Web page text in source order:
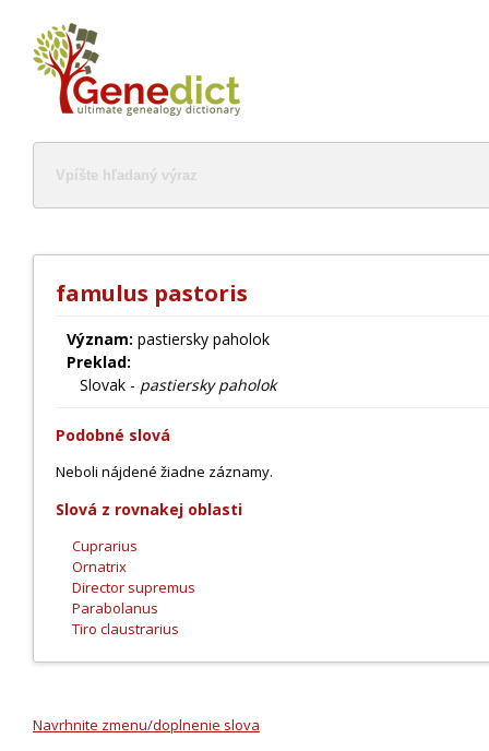
famulus pastoris
Význam: pastiersky paholok
Preklad:
Slovak - pastiersky paholok
Podobné slová
Neboli nájdené žiadne záznamy.
Slová z rovnakej oblasti
Cuprarius
Ornatrix
Director supremus
Parabolanus
Tiro claustrarius
Navrhnite zmenu/doplnenie slova